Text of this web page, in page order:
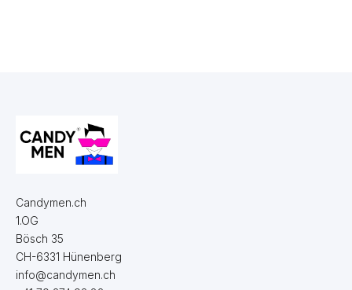
Candymen.ch
1.OG
Bösch 35
CH-6331 Hünenberg
info@candymen.ch